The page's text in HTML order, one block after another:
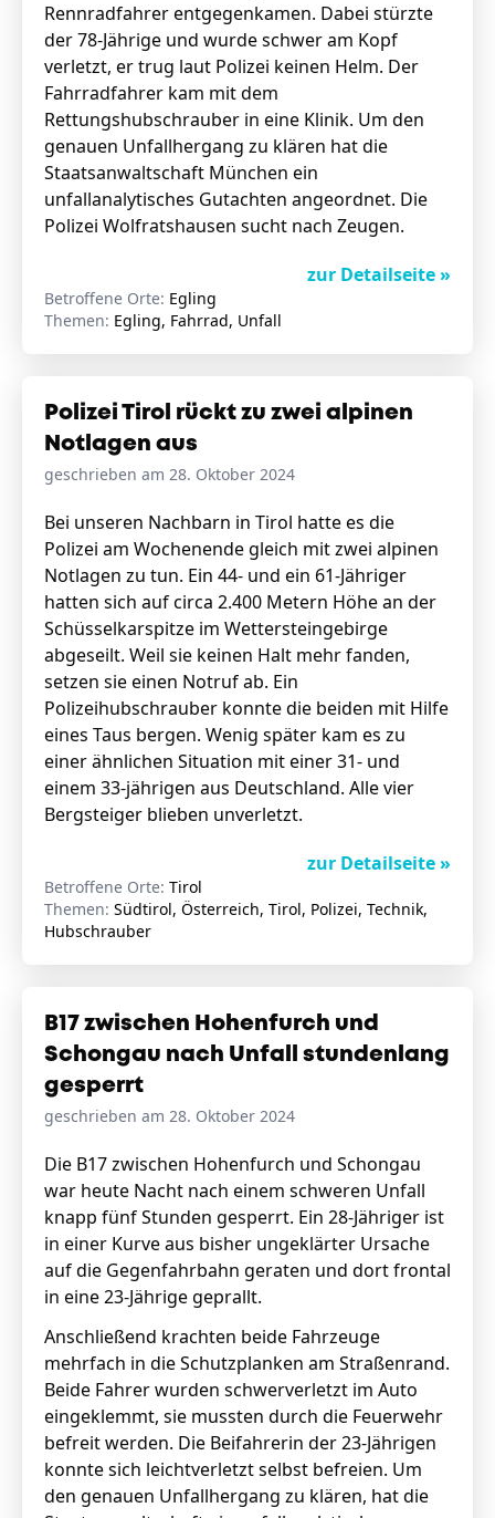
Rennradfahrer entgegenkamen. Dabei stürzte
der 78-Jährige und wurde schwer am Kopf
verletzt, er trug laut Polizei keinen Helm. Der
Fahrradfahrer kam mit dem
Rettungshubschrauber in eine Klinik. Um den
genauen Unfallhergang zu klären hat die
Staatsanwaltschaft München ein
unfallanalytisches Gutachten angeordnet. Die
Polizei Wolfratshausen sucht nach Zeugen.
zur Detailseite »
Betroffene Orte: Egling
Themen: Egling, Fahrrad, Unfall
Polizei Tirol rückt zu zwei alpinen
Notlagen aus
geschrieben am 28. Oktober 2024
Bei unseren Nachbarn in Tirol hatte es die
Polizei am Wochenende gleich mit zwei alpinen
Notlagen zu tun. Ein 44- und ein 61-Jähriger
hatten sich auf circa 2.400 Metern Höhe an der
Schüsselkarspitze im Wettersteingebirge
abgeseilt. Weil sie keinen Halt mehr fanden,
setzen sie einen Notruf ab. Ein
Polizeihubschrauber konnte die beiden mit Hilfe
eines Taus bergen. Wenig später kam es zu
einer ähnlichen Situation mit einer 31- und
einem 33-jährigen aus Deutschland. Alle vier
Bergsteiger blieben unverletzt.
zur Detailseite »
Betroffene Orte: Tirol
Themen: Südtirol, Österreich, Tirol, Polizei, Technik,
Hubschrauber
B17 zwischen Hohenfurch und
Schongau nach Unfall stundenlang
gesperrt
geschrieben am 28. Oktober 2024
Die B17 zwischen Hohenfurch und Schongau
war heute Nacht nach einem schweren Unfall
knapp fünf Stunden gesperrt. Ein 28-Jähriger ist
in einer Kurve aus bisher ungeklärter Ursache
auf die Gegenfahrbahn geraten und dort frontal
in eine 23-Jährige geprallt.
Anschließend krachten beide Fahrzeuge
mehrfach in die Schutzplanken am Straßenrand.
Beide Fahrer wurden schwerverletzt im Auto
eingeklemmt, sie mussten durch die Feuerwehr
befreit werden. Die Beifahrerin der 23-Jährigen
konnte sich leichtverletzt selbst befreien. Um
den genauen Unfallhergang zu klären, hat die